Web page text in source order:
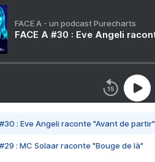
FACE A - un podcast Purecharts
FACE A #30 : Eve Angeli
#30 : Eve Angeli raconte "Avant de partir"
#29 : MC Solaar raconte "Bouge de là"